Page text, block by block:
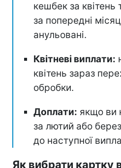
кешбек за квітень
за попередні
анульовані.
Квітневі виплати:
квітень зараз
обробки.
Доплати: якщо ви
за лютий або
до наступної
Як вибрати картку